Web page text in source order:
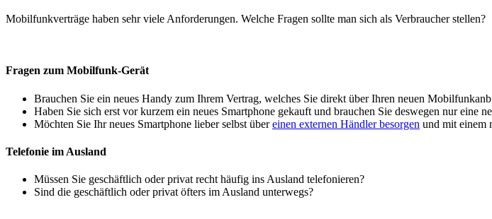
Mobilfunkverträge haben sehr viele Anforderungen. Welche Fragen sollte man sich als Verbraucher stellen?
Fragen zum Mobilfunk-Gerät
Brauchen Sie ein neues Handy zum Ihrem Vertrag, welches Sie direkt über Ihren neuen
Haben Sie sich erst vor kurzem ein neues Smartphone gekauft und brauchen Sie deswegen nur eine
Möchten Sie Ihr neues Smartphone lieber selbst übereinen externen Händler besorgen und mit einem
Telefonie im Ausland
Müssen Sie geschäftlich oder privat recht häufig ins Ausland telefonieren?
Sind die geschäftlich oder privat öfters im Ausland unterwegs?